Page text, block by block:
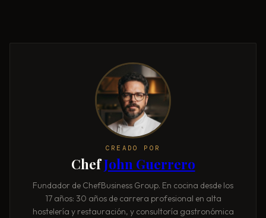
CREADO POR
ChefJohn Guerrero
Fundador de ChefBusiness Group. En cocina desde los
17 años: 30 años de carrera profesional en alta
hostelería y restauración, y consultoría gastronómica